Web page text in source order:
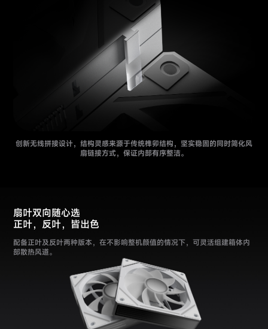
创新无线拼接设计，结构灵感来源于传统榫卯结构，坚实稳固的同时简化风
扇链接方式，保证内部有序整洁。
扇叶双向随心选
正叶，反叶，皆出色
配备正叶及反叶两种版本，在不影响整机颜值的情况下，可灵活组建箱体内
部散热风道。